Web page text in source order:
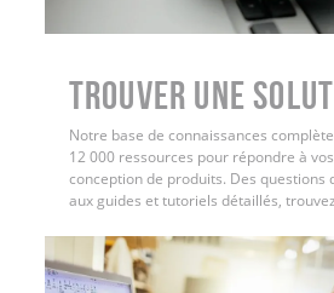
Trouver une
Notre base de connaissances
12 000 ressources pour répondre à
conception de produits. Des questions
aux guides et tutoriels détaillés,